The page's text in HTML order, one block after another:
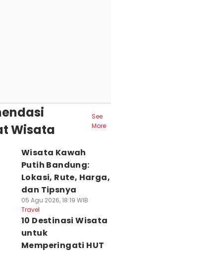
Wisata
See
More
Wisata Kawah
Putih Bandung:
Lokasi, Rute, Harga,
dan Tipsnya
05 Agu 2026, 18:19 WIB
Travel
10 Destinasi Wisata
untuk
Memperingati HUT